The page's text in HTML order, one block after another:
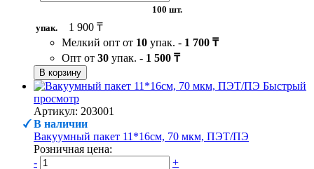
100 шт.
упак.
1 900 ₸
Мелкий опт от 10 упак. - 1 700 ₸
Опт от 30 упак. - 1 500 ₸
В корзину
Быстрый
просмотр
Артикул: 203001
В наличии
Вакуумный пакет 11*16см, 70 мкм, ПЭТ/ПЭ
Розничная цена:
-
+